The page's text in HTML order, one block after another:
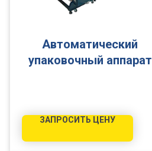
Автоматический
упаковочный аппарат
ЗАПРОСИТЬ ЦЕНУ